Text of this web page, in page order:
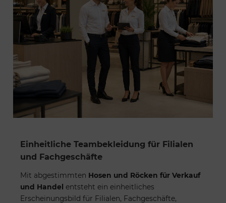
Einheitliche Teambekleidung für Filialen
und Fachgeschäfte
Mit abgestimmten Hosen und Röcken für Verkauf
und Handel
entsteht ein einheitliches
Erscheinungsbild für Filialen, Fachgeschäfte,